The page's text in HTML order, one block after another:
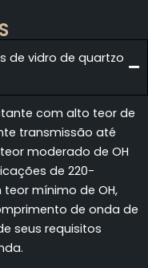
de vidro de quartzo
com alto teor de
transmissão até
moderado de OH
de 220-
teor mínimo de OH,
de onda de
seus requisitos